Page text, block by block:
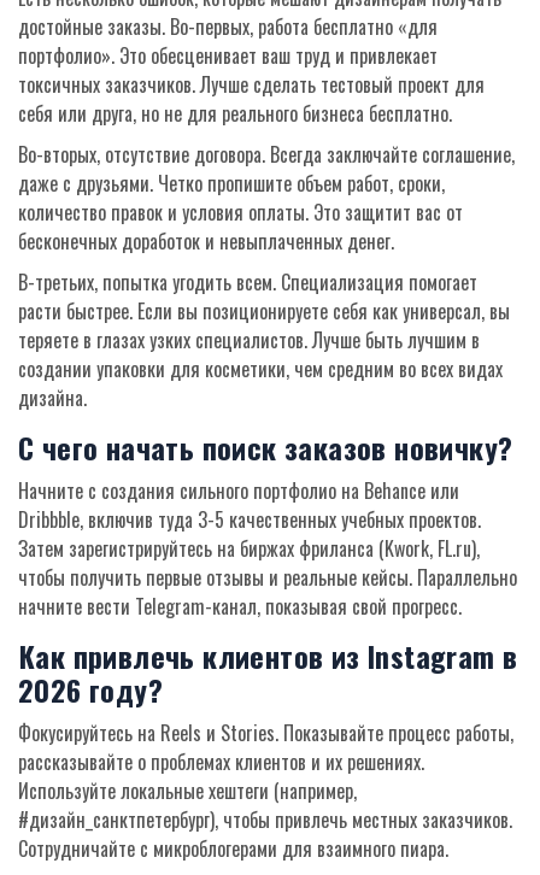
достойные заказы. Во-первых, работа бесплатно «для
портфолио». Это обесценивает ваш труд и привлекает
токсичных заказчиков. Лучше сделать тестовый проект для
себя или друга, но не для реального бизнеса бесплатно.
Во-вторых, отсутствие договора. Всегда заключайте соглашение,
даже с друзьями. Четко пропишите объем работ, сроки,
количество правок и условия оплаты. Это защитит вас от
бесконечных доработок и невыплаченных денег.
В-третьих, попытка угодить всем. Специализация помогает
расти быстрее. Если вы позиционируете себя как универсал, вы
теряете в глазах узких специалистов. Лучше быть лучшим в
создании упаковки для косметики, чем средним во всех видах
дизайна.
С чего начать поиск заказов новичку?
Начните с создания сильного портфолио на Behance или
Dribbble, включив туда 3-5 качественных учебных проектов.
Затем зарегистрируйтесь на биржах фриланса (Kwork, FL.ru),
чтобы получить первые отзывы и реальные кейсы. Параллельно
начните вести Telegram-канал, показывая свой прогресс.
Как привлечь клиентов из Instagram в
2026 году?
Фокусируйтесь на Reels и Stories. Показывайте процесс работы,
рассказывайте о проблемах клиентов и их решениях.
Используйте локальные хештеги (например,
#дизайн_санктпетербург), чтобы привлечь местных заказчиков.
Сотрудничайте с микроблогерами для взаимного пиара.